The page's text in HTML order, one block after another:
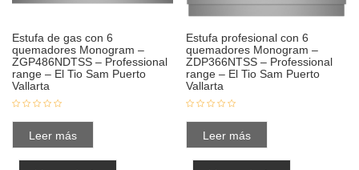
Estufa de gas con 6
quemadores Monogram –
ZGP486NDTSS – Professional
range – El Tio Sam Puerto
Vallarta
Leer más
Estufa profesional con 6
quemadores Monogram –
ZDP366NTSS – Professional
range – El Tio Sam Puerto
Vallarta
Leer más